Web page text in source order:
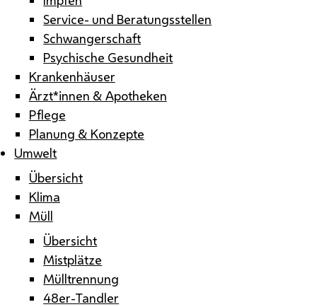
Service- und Beratungsstellen
Schwangerschaft
Psychische Gesundheit
Krankenhäuser
Ärzt*innen & Apotheken
Pflege
Planung & Konzepte
Umwelt
Übersicht
Klima
Müll
Übersicht
Mistplätze
Mülltrennung
48er-Tandler